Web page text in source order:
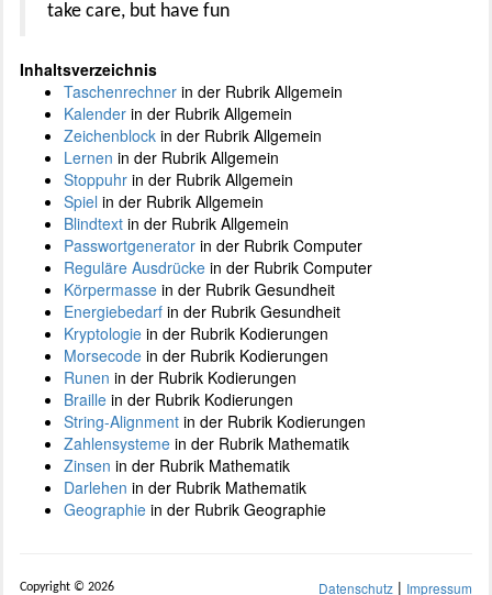
take care, but have fun
Inhaltsverzeichnis
Taschenrechnerin der Rubrik Allgemein
Kalenderin der Rubrik Allgemein
Zeichenblockin der Rubrik Allgemein
Lernen in der Rubrik Allgemein
Stoppuhrin der Rubrik Allgemein
Spiel in der Rubrik Allgemein
Blindtextin der Rubrik Allgemein
Passwortgeneratorin der Rubrik Computer
Reguläre Ausdrückein der Rubrik Computer
Körpermassein der Rubrik Gesundheit
Energiebedarfin der Rubrik Gesundheit
Kryptologiein der Rubrik Kodierungen
Morsecodein der Rubrik Kodierungen
Runen in der Rubrik Kodierungen
Braillein der Rubrik Kodierungen
String-Alignmentin der Rubrik Kodierungen
Zahlensystemein der Rubrik Mathematik
Zinsen in der Rubrik Mathematik
Darlehen in der Rubrik Mathematik
Geographiein der Rubrik Geographie
Copyright © 2026 Datenschutz | Impressum